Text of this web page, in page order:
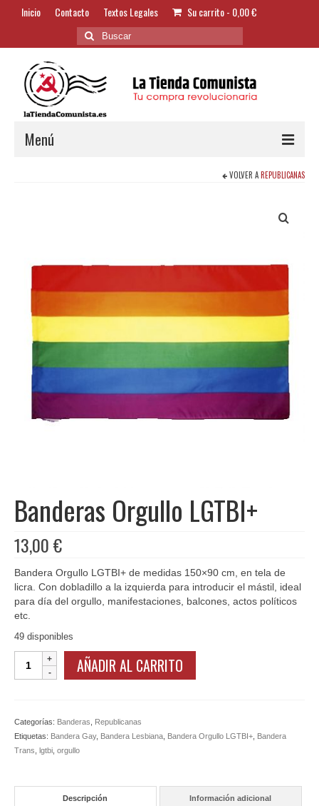
Inicio Contacto Textos Legales Su carrito- 0,00€
Buscar
por:
Menú
Bordados
Banderas
Libros
Ofertas y lotes descuento
VOLVER AREPUBLICANAS
Banderas Orgullo LGTBI+
13,00€
Bandera Orgullo LGTBI+ de medidas 150×90 cm, en tela de
licra. Con dobladillo a la izquierda para introducir el mástil, ideal
para día del orgullo, manifestaciones, balcones, actos políticos
etc.
49 disponibles
Banderas
Orgullo
AÑADIR AL CARRITO
Categorías: Banderas
Republicanas
Etiquetas: Bandera Gay, Bandera Lesbiana Bandera Orgullo LGTBI+ Bandera
Trans lgtbi orgullo
Descripción Información adicional